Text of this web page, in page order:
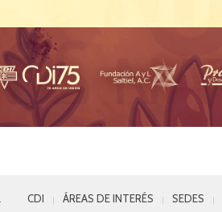
CDI ÁREAS DE INTERÉS SEDES